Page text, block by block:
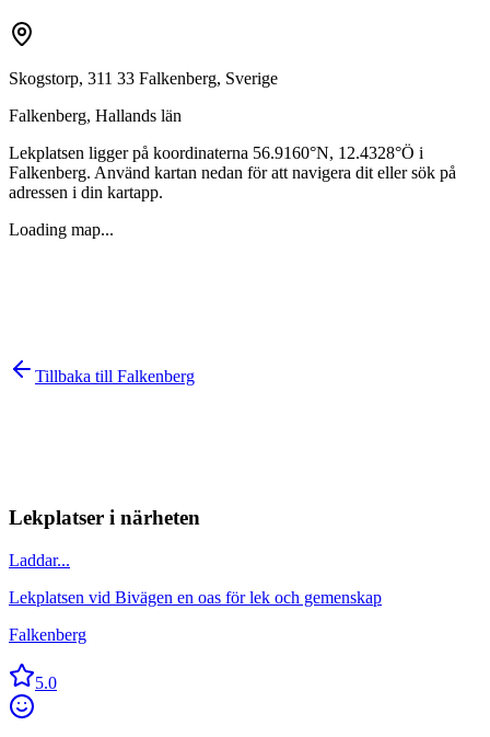
Skogstorp, 311 33 Falkenberg, Sverige
Falkenberg, Hallands län
Lekplatsen ligger på koordinaterna 56.9160°N, 12.4328°Ö i
Falkenberg. Använd kartan nedan för att navigera dit eller sök på
adressen i din kartapp.
Loading map...
Tillbaka till Falkenberg
Lekplatser i närheten
Laddar...
Lekplatsen vid Bivägen en oas för lek och gemenskap
Falkenberg
5.0